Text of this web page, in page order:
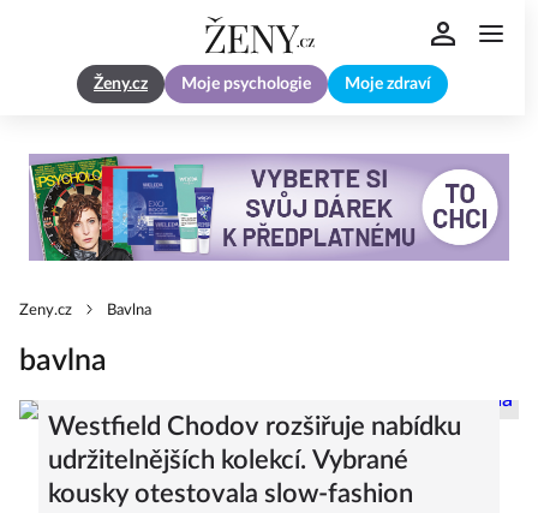
Ženy.cz Moje psychologie Moje zdraví
Zeny.cz Bavlna
bavlna
Westfield Chodov rozšiřuje nabídku
udržitelnějších kolekcí. Vybrané
kousky otestovala slow-fashion